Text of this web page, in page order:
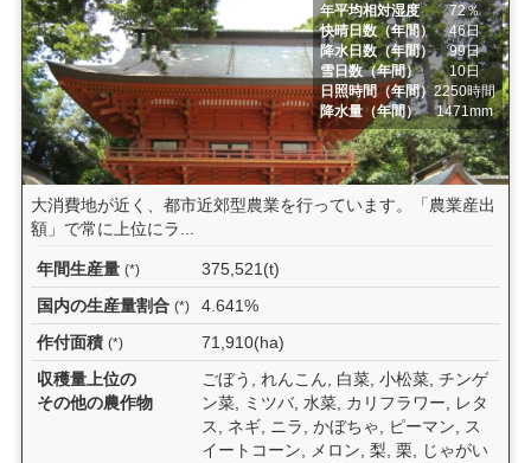
年平均相対湿度
72％
快晴日数（年間）
46日
降水日数（年間）
99日
雪日数（年間）
10日
日照時間（年間）2250時間
降水量（年間）
1471mm
大消費地が近く、都市近郊型農業を行っています。「農業産出
額」で常に上位にラ...
年間生産量 (*)
375,521(t)
国内の生産量割合 (*)
4.641%
作付面積 (*)
71,910(ha)
収穫量上位の
その他の農作物
ごぼう, れんこん, 白菜, 小松菜, チンゲ
ン菜, ミツバ, 水菜, カリフラワー, レタ
ス, ネギ, ニラ, かぼちゃ, ピーマン, ス
イートコーン, メロン, 梨, 栗, じゃがい